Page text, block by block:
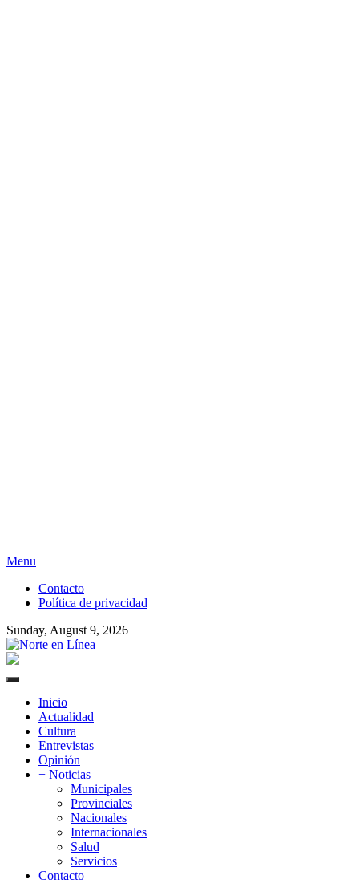
Skip
content
Menu
Contacto
Política de privacidad
Sunday, August 9, 2026
Primary
Inicio
Actualidad
Cultura
Entrevistas
Opinión
+ Noticias
Municipales
Provinciales
Nacionales
Internacionales
Salud
Servicios
Contacto